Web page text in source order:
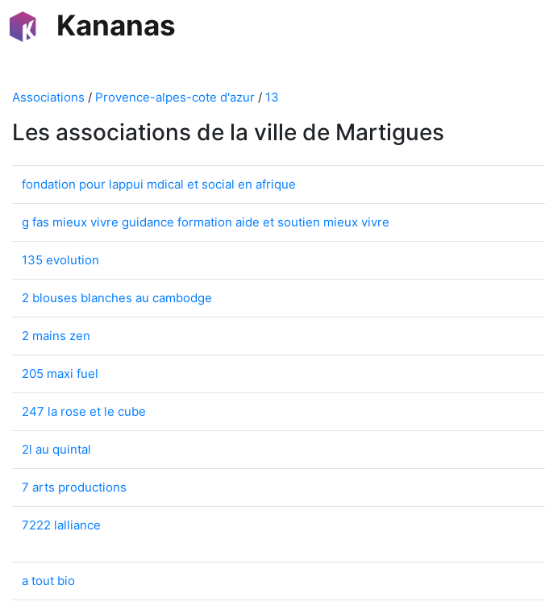
Kananas
Associations / Provence-alpes-cote d'azur / 13
Les associations de la ville de Martigues
fondation pour lappui mdical et social en afrique
g fas mieux vivre guidance formation aide et soutien mieux vivre
135 evolution
2 blouses blanches au cambodge
2 mains zen
205 maxi fuel
247 la rose et le cube
2l au quintal
7 arts productions
7222 lalliance
a tout bio